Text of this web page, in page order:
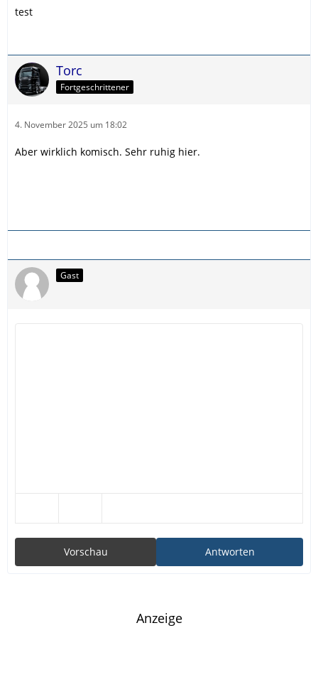
test
Torc
Fortgeschrittener
4. November 2025 um 18:02
Aber wirklich komisch. Sehr ruhig hier.
Gast
Antworten
Vorschau
Anzeige